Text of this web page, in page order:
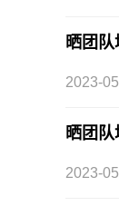
晒团
2023-
晒团
2023-